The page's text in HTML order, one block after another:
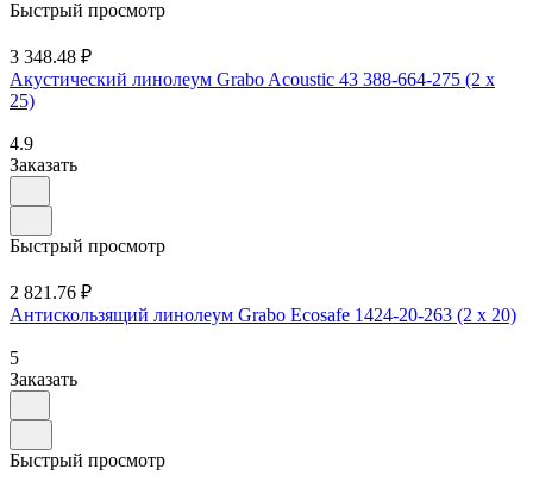
Быстрый просмотр
3 348.48 ₽
Акустический линолеум Grabo Acoustic 43 388-664-275 (2 х
25)
4.9
Заказать
Быстрый просмотр
2 821.76 ₽
Антискользящий линолеум Grabo Ecosafe 1424-20-263 (2 х 20)
5
Заказать
Быстрый просмотр